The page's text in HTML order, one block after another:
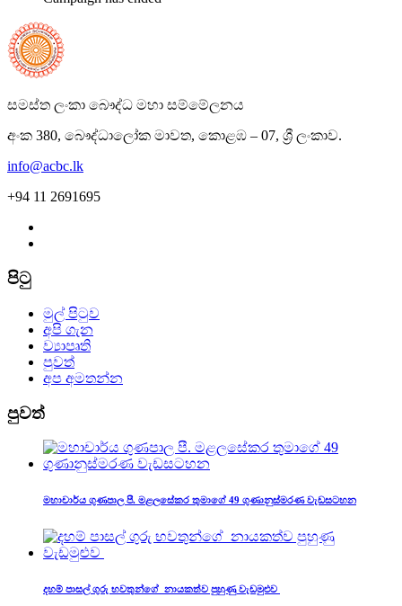
සමස්ත ලංකා බෞද්ධ මහා සම්මේලනය
අංක 380, බෞද්ධාලෝක මාවත, කොළඹ – 07, ශ්‍රී ලංකාව.
info@acbc.lk
+94 11 2691695
පිටු
මුල් පිටුව
අපි ගැන
ව්‍යාපෘති
පුවත්
අප අමතන්න
පුවත්
මහාචාර්ය ගුණපාල පී. මළලසේකර තුමාගේ 49 ගුණානුස්මරණ වැඩසටහන
දහම් පාසල් ගුරු භවතුන්ගේ නායකත්ව පුහුණු වැඩමුළුව